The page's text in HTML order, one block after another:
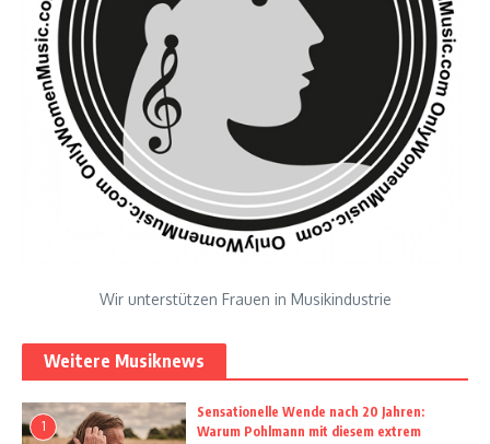
Wir unterstützen Frauen in Musikindustrie
Weitere Musiknews
1
Sensationelle Wende nach 20 Jahren:
Warum Pohlmann mit diesem extrem